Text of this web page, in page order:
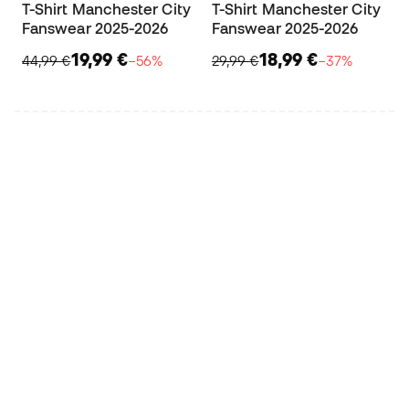
T-Shirt Manchester City
Fanswear 2025-2026
44,99 €19,99 €−56%
T-Shirt Manchester City
Fanswear 2025-2026
29,99 €18,99 €−37%